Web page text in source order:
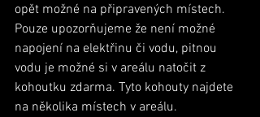
opět možné na připravených místech.
Pouze upozorňujeme že není možné
napojení na elektřinu či vodu, pitnou
vodu je možné si v areálu natočit z
kohoutku zdarma. Tyto kohouty najdete
na několika místech v areálu.